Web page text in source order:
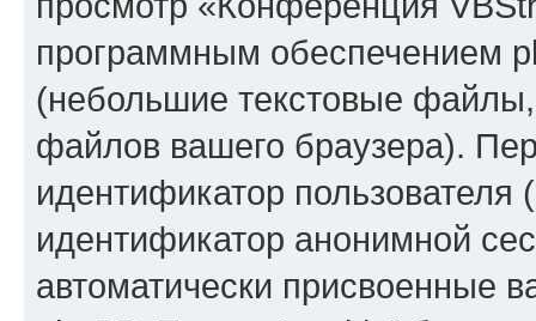
программным обеспечением
(небольшие текстовые
файлов вашего браузера).
идентификатор
идентификатор анонимной
автоматически присвоенные